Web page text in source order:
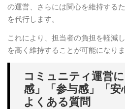
の運営、さらには関心を維持する
を代行します。
これにより、担当者の負担を軽減
を高く維持することが可能になりま
コミュニティ運営
感」「参与感」「
よくある質問